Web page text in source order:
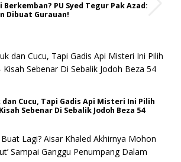
Berkemban? PU Syed Tegur Pak Azad:
Dibuat Gurauan!
Cucu, Tapi Gadis Api Misteri Ini Pilih
Sebenar Di Sebalik Jodoh Beza 54